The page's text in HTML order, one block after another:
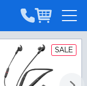
SALE